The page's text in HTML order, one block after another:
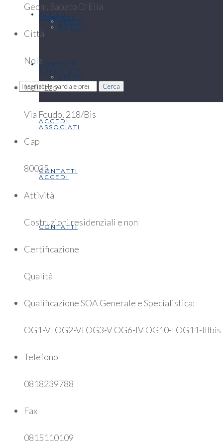
ACCEDI
CONTATTI
CONTATTI
Cerca
VIDEO
ASSOCIATI
ACCEDI
CONTATTI
FOTO
VIDEO
ASSOCIATI
ACCEDI
CONTATTI
Geom. Sabato D'Elia
Città
Nola
Indirizzo
Via Feudo, 218/Bis
Cap
80035
Attività
Costruzioni residenziali e non
Certificazione
Qualità
Qualificazione SOA Generale e Specialistica:
OG1-VI OG2-VI OG3-V OG6-IV OG10-I OG11-
Telefono
0818239788
Fax
0815110109